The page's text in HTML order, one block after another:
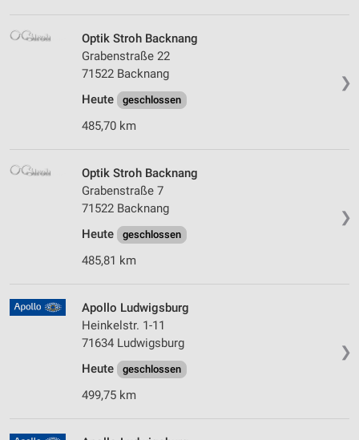
❯
Optik Stroh Backnang
Grabenstraße 22
71522 Backnang
Heute
geschlossen
485,70 km
❯
Optik Stroh Backnang
Grabenstraße 7
71522 Backnang
Heute
geschlossen
485,81 km
❯
Apollo Ludwigsburg
Heinkelstr. 1-11
71634 Ludwigsburg
Heute
geschlossen
499,75 km